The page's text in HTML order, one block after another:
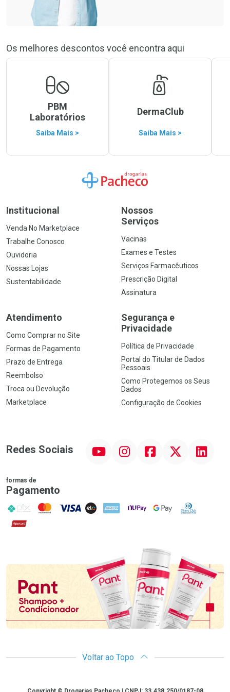
Os melhores descontos você encontra aqui
PBM
Laboratórios
Saiba Mais >
DermaClub
Saiba Mais >
Ir para a Home
Institucional
Venda No Marketplace
Trabalhe Conosco
Ouvidoria
Nossas Lojas
Sustentabilidade
Nossos
Serviços
Vacinas
Exames e Testes
Serviços Farmacêuticos
Prescrição Digital
Assinatura
Atendimento
Como Comprar no Site
Formas de Pagamento
Prazo de Entrega
Reembolso
Troca ou Devolução
Marketplace
Segurança e
Privacidade
Política de Privacidade
Portal do Titular de Dados
Pessoais
Como Protegemos os Seus
Dados
Configuração de Cookies
Redes Sociais InstagramFacebookTwitter Linkedin
formas de
Pagamento
PIX MasterCard
VISA ELO AMEX NuPay Google PayDiners Club
Hipercard
Promoção em Destaque
Voltar ao Topo
Copyright